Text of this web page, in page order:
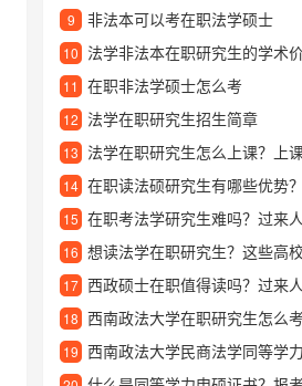
9 非法本可以考在职法学硕士
10 法学非法本在职研究生的学术
11 在职非法学硕士怎么考
12 法学在职研究生招生简章
13 法学在职研究生怎么上课？上课
14 在职读法硕研究生有哪些优势？
15 在职考法学研究生难吗？过来人
16 想读法学在职研究生？这些高
17 西政硕士在职值得读吗？过来
18 西南政法大学在职研究生怎么
19 西南政法大学民商法学同等学力